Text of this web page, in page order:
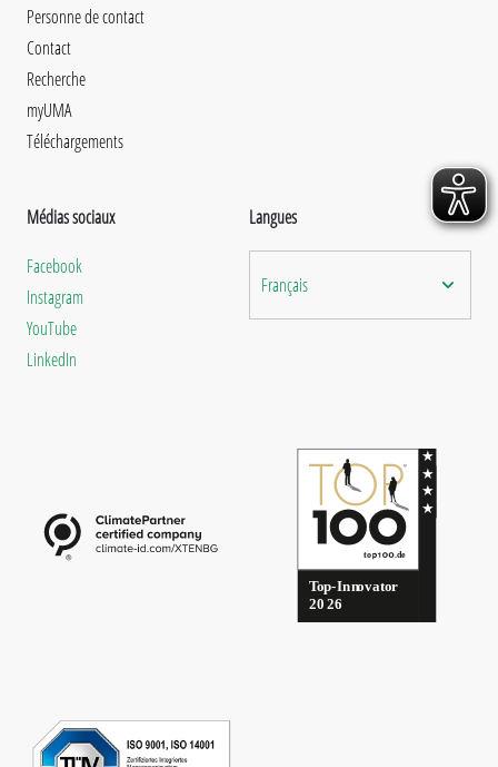
Personne de contact
Contact
Recherche
myUMA
Téléchargements
Médias sociaux
Facebook
Instagram
YouTube
LinkedIn
Langues
Français